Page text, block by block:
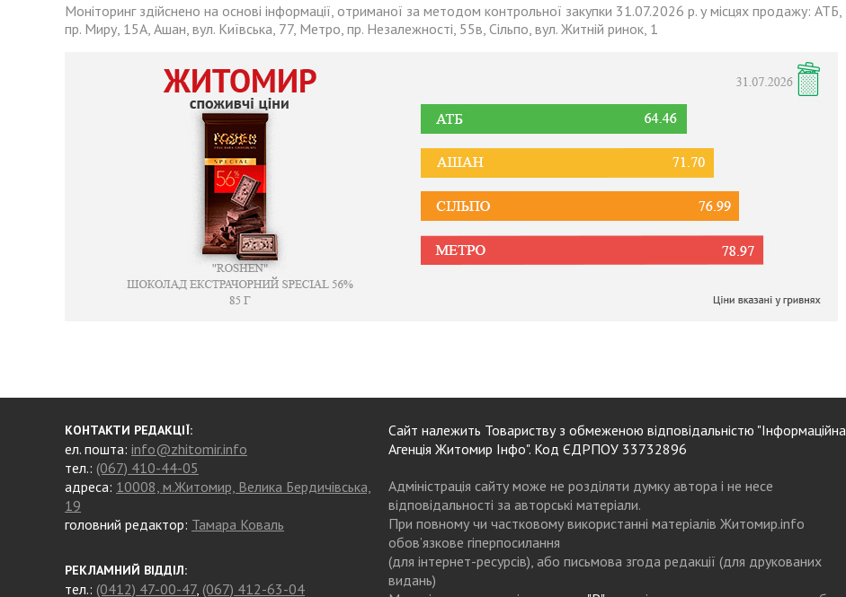
Моніторинг здійснено на основі інформації, отриманої за методом контрольної закупки 31.07.2026 р. у місцях продажу: АТБ,
пр. Миру, 15А, Ашан, вул. Київська, 77, Метро, пр. Незалежності, 55в, Сільпо, вул. Житній ринок, 1
КОНТАКТИ РЕДАКЦІЇ:
ел. пошта: info@zhitomir.info
тел.: (067) 410-44-05
адреса: 10008, м.Житомир, Велика Бердичівська,
19
головний редактор: Тамара Коваль
РЕКЛАМНИЙ ВІДДІЛ:
тел.: (0412) 47-00-47, (067) 412-63-04
Сайт належить Товариству з обмеженою відповідальністю "Інформаційна
Агенція Житомир Інфо". Код ЄДРПОУ 33732896
Адміністрація сайту може не розділяти думку автора і не несе
відповідальності за авторські матеріали.
При повному чи частковому використанні матеріалів Житомир.info
обов’язкове гіперпосилання
(для інтернет-ресурсів), або письмова згода редакції (для друкованих
видань)